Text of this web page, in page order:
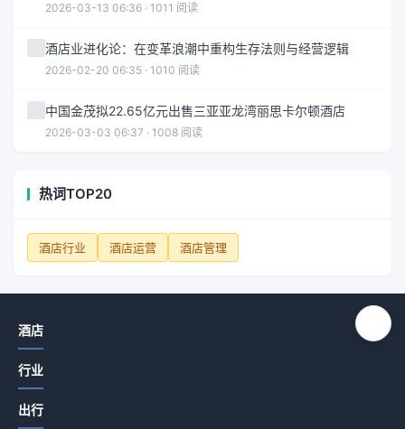
2026-03-13 06:36 · 1011 阅读
酒店业进化论：在变革浪潮中重构生存法则与经营逻辑
2026-02-20 06:35 · 1010 阅读
中国金茂拟22.65亿元出售三亚亚龙湾丽思卡尔顿酒店
2026-03-03 06:37 · 1008 阅读
热词TOP20
酒店行业 酒店运营 酒店管理
酒店
行业
出行